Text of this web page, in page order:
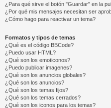
¿Para qué sirve el botón "Guardar" en la
¿Por qué mis mensajes necesitan ser
¿Cómo hago para reactivar un tema?
Formatos y tipos de temas
¿Qué es el código BBCode?
¿Puedo usar HTML?
¿Qué son los emoticonos?
¿Puedo publicar imagenes?
¿Qué son los anuncios globales?
¿Qué son los anuncios?
¿Qué son los temas fijos?
¿Qué son los temas cerrados?
¿Qué son los iconos para los temas?